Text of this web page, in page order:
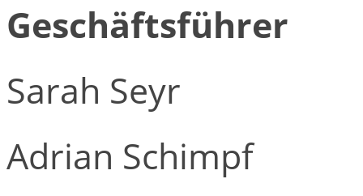
Geschäftsführer
Sarah Seyr
Adrian Schimpf